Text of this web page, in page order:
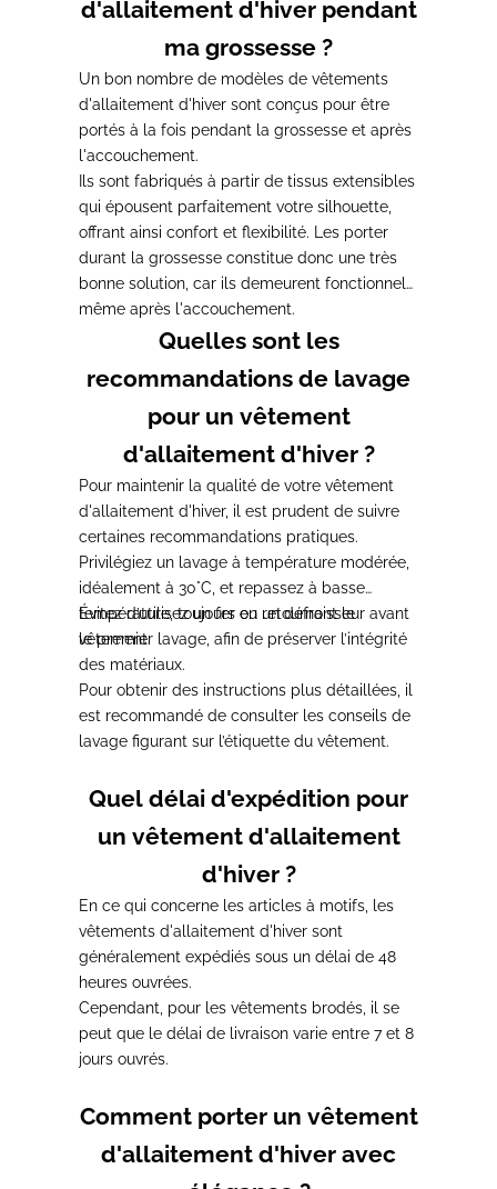
d'allaitement d'hiver pendant
ma grossesse ?
Un bon nombre de modèles de vêtements
d'allaitement d'hiver sont conçus pour être
portés à la fois pendant la grossesse et après
l'accouchement.
Ils sont fabriqués à partir de tissus extensibles
qui épousent parfaitement votre silhouette,
offrant ainsi confort et flexibilité. Les porter
durant la grossesse constitue donc une très
bonne solution, car ils demeurent fonctionnels
même après l'accouchement.
Quelles sont les
recommandations de lavage
pour un vêtement
d'allaitement d'hiver ?
Pour maintenir la qualité de votre vêtement
d'allaitement d'hiver, il est prudent de suivre
certaines recommandations pratiques.
Privilégiez un lavage à température modérée,
idéalement à 30°C, et repassez à basse
température, toujours en retournant le
vêtement.
Évitez d’utilisez un fer ou un défroisseur avant
le premier lavage, afin de préserver l’intégrité
des matériaux.
Pour obtenir des instructions plus détaillées, il
est recommandé de consulter les conseils de
lavage figurant sur l’étiquette du vêtement.
Quel délai d'expédition pour
un vêtement d'allaitement
d'hiver ?
En ce qui concerne les articles à motifs, les
vêtements d'allaitement d'hiver sont
généralement expédiés sous un délai de 48
heures ouvrées.
Cependant, pour les vêtements brodés, il se
peut que le délai de livraison varie entre 7 et 8
jours ouvrés.
Comment porter un vêtement
d'allaitement d'hiver avec